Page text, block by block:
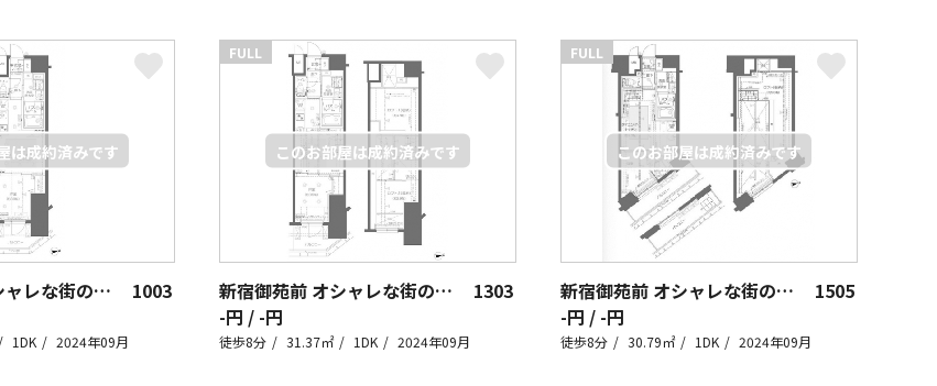
新宿御苑前 オシャレな街の住人
1003
1DK 2024年09月
FULL
新宿御苑前 オシャレな街の住人~+loft~
1303
-円 / -円
徒歩8分 31.37㎡ 1DK 2024年09月
FULL
新宿御苑前 オシャレな街の住人~+loft~
1505
-円 / -円
徒歩8分 30.79㎡ 1DK 2024年09月